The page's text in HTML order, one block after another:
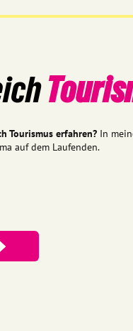
Tourismus erfahren? In
auf dem Laufenden.